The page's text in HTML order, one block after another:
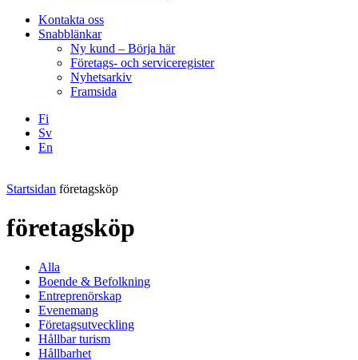
Kontakta oss
Snabblänkar
Ny kund – Börja här
Företags- och serviceregister
Nyhetsarkiv
Framsida
Fi
Sv
En
Startsidan företagsköp
företagsköp
Alla
Boende & Befolkning
Entreprenörskap
Evenemang
Företagsutveckling
Hållbar turism
Hållbarhet